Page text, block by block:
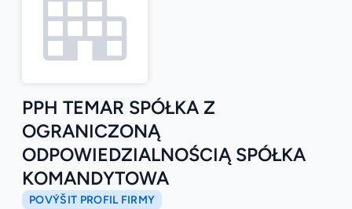
PPH TEMAR SPÓŁKA Z
OGRANICZONĄ
ODPOWIEDZIALNOŚCIĄ SPÓŁKA
KOMANDYTOWA
POVÝŠIT PROFIL FIRMY